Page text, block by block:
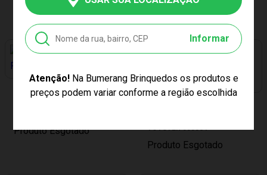
Informar
Atenção!Na Bumerang Brinquedos os produtos e
preços podem variar conforme a região escolhida
Produto Esgotado
QUEBRA CABEÇA 1000 PEÇAS
Produto Esgotado
PREÇO EXCLUSIVO
TOYSTER 003064
Produto Esgotado